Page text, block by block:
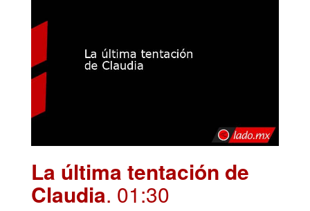
La última tentación de
Claudia. 01:30